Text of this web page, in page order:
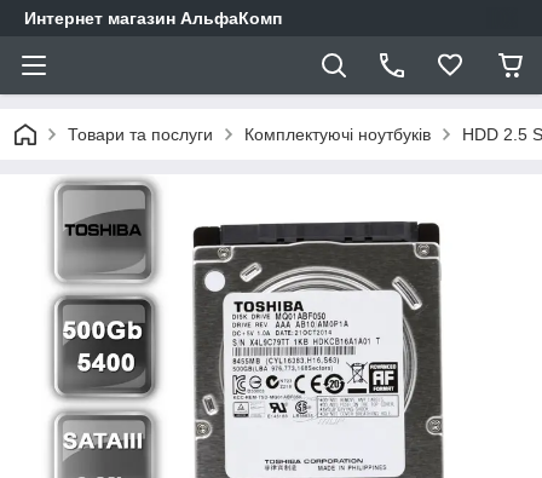
Интернет магазин АльфаКомп
Товари та послуги Комплектуючі ноутбуків HDD 2.5